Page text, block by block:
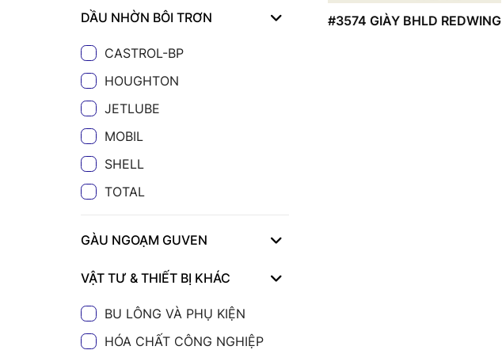
DẦU NHỜN BÔI TRƠN
CASTROL-BP
HOUGHTON
JETLUBE
MOBIL
SHELL
TOTAL
GÀU NGOẠM GUVEN
VẬT TƯ & THIẾT BỊ KHÁC
BU LÔNG VÀ PHỤ KIỆN
HÓA CHẤT CÔNG NGHIỆP
#3574 GIÀY BHLD REDWING